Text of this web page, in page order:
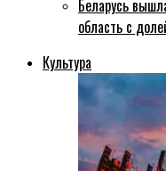
Беларусь
область с
Культура